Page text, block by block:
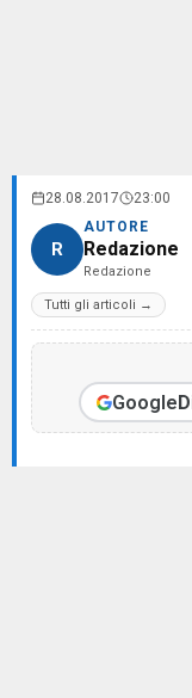
28.08.2017 23:00
R
AUTORE
Redazione
Redazione
Tutti gli articoli →
Google